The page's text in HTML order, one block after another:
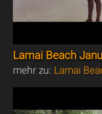
Lamai Beach
mehr zu: Lamai